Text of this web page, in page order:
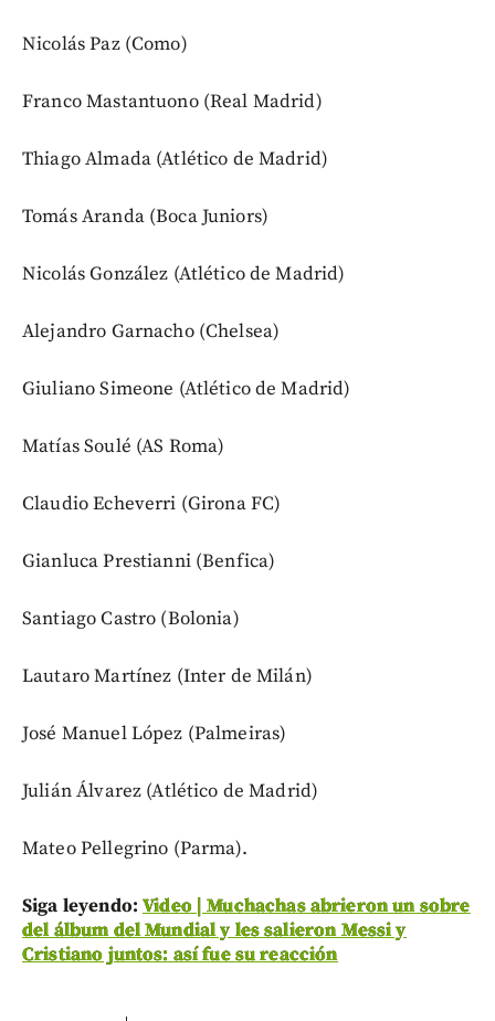
Nicolás Paz (Como)
Franco Mastantuono (Real Madrid)
Thiago Almada (Atlético de Madrid)
Tomás Aranda (Boca Juniors)
Nicolás González (Atlético de Madrid)
Alejandro Garnacho (Chelsea)
Giuliano Simeone (Atlético de Madrid)
Matías Soulé (AS Roma)
Claudio Echeverri (Girona FC)
Gianluca Prestianni (Benfica)
Santiago Castro (Bolonia)
Lautaro Martínez (Inter de Milán)
José Manuel López (Palmeiras)
Julián Álvarez (Atlético de Madrid)
Mateo Pellegrino (Parma).
Siga leyendo:Video | Muchachas abrieron un sobre
del álbum del Mundial y les salieron Messi y
Cristiano juntos: así fue su reacción